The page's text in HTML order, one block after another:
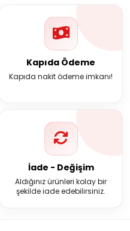
Kapıda Ödeme
Kapıda nakit ödeme imkanı!
İade - Değişim
Aldığınız ürünleri kolay bir
şekilde iade edebilirsiniz.